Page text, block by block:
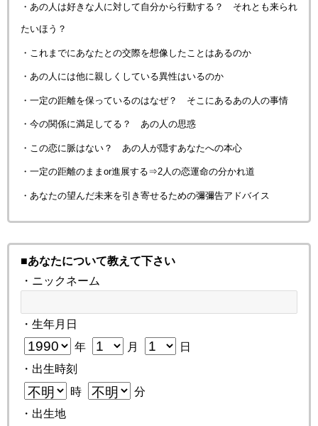
・あの人は好きな人に対して自分から行動する？ それとも来られ
たいほう？
・これまでにあなたとの交際を想像したことはあるのか
・あの人には他に親しくしている異性はいるのか
・一定の距離を保っているのはなぜ？ そこにあるあの人の事情
・今の関係に満足してる？ あの人の思惑
・この恋に脈はない？ あの人が隠すあなたへの本心
・一定の距離のままor進展する⇒2人の恋運命の分かれ道
・あなたの望んだ未来を引き寄せるための彌彌告アドバイス
■あなたについて教えて下さい
・ニックネーム
・生年月日
年 月
日
・出生時刻
時
分
・出生地